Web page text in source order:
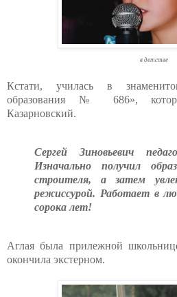
в детстве
Кстати, училась в
образования № 686»,
Казарновский.
Сергей Зиновьевич
Изначально получил
строителя, а затем
режиссурой. Работает в
сорока лет!
Аглая была прилежной
окончила экстерном.